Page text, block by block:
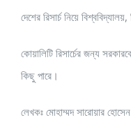
দেশের রিসার্চ নিয়ে
কোয়ালিটি রিসার্চের জন্য
কিছু পারে।
লেখকঃ মোহাম্মদ সারোয়ার হোসেন